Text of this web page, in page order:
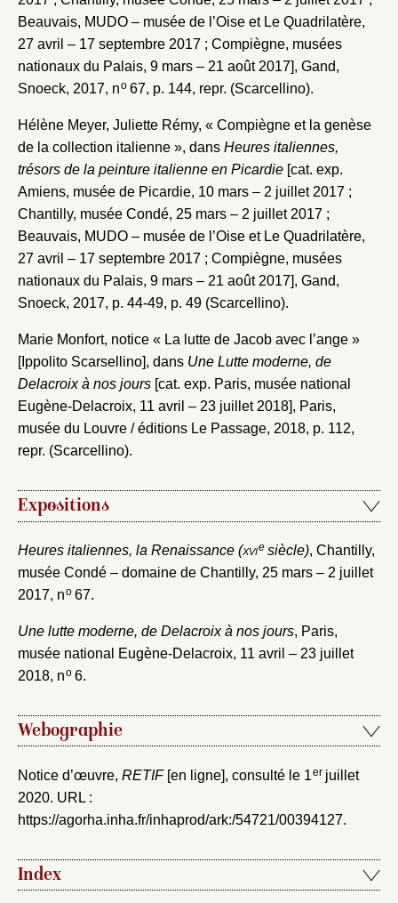
Beauvais, MUDO – musée de l’Oise et Le Quadrilatère,
27 avril – 17 septembre 2017 ; Compiègne, musées
nationaux du Palais, 9 mars – 21 août 2017], Gand,
Snoeck, 2017, no67, p. 144, repr. (Scarcellino).
Hélène Meyer, Juliette Rémy, « Compiègne et la genèse
de la collection italienne », dans Heures italiennes,
trésors de la peinture italienne en Picardie [cat. exp.
Amiens, musée de Picardie, 10 mars – 2 juillet 2017 ;
Chantilly, musée Condé, 25 mars – 2 juillet 2017 ;
Beauvais, MUDO – musée de l’Oise et Le Quadrilatère,
27 avril – 17 septembre 2017 ; Compiègne, musées
nationaux du Palais, 9 mars – 21 août 2017], Gand,
Snoeck, 2017, p. 44-49, p. 49 (Scarcellino).
Marie Monfort, notice « La lutte de Jacob avec l’ange »
[Ippolito Scarsellino], dans Une Lutte moderne, de
Delacroix à nos jours [cat. exp. Paris, musée national
Eugène-Delacroix, 11 avril – 23 juillet 2018], Paris,
musée du Louvre / éditions Le Passage, 2018, p. 112,
repr. (Scarcellino).
Expositions
Heures italiennes, la Renaissance (xviesiècle), Chantilly,
musée Condé – domaine de Chantilly, 25 mars – 2 juillet
2017, no67.
Une lutte moderne, de Delacroix à nos jours, Paris,
musée national Eugène-Delacroix, 11 avril – 23 juillet
2018, no6.
Webographie
Notice d’œuvre, RETIF[en ligne], consulté le 1erjuillet
2020. URL :
https://agorha.inha.fr/inhaprod/ark:/54721/00394127.
Index